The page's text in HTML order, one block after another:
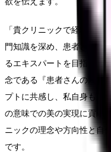
「貴クリニックで経験を積
門知識を深め、患者さん一
るエキスパートを目指した
念である『患者さんの内面
プトに共感し、私自身も患
の意味での美の実現に貢献
ニックの理念や方向性と自
です。